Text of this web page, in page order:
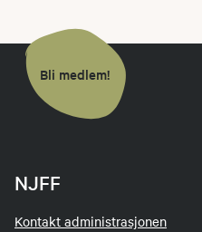
Bli medlem!
NJFF
Kontakt administrasjonen